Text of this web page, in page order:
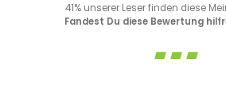
41% unserer Leser finden diese
Fandest Du diese Bewertung